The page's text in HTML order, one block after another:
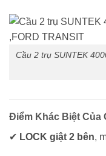
Cầu 2 trụ SUNTEK
Điểm Khác Biệt Của
✔ LOCK giật 2 bên,